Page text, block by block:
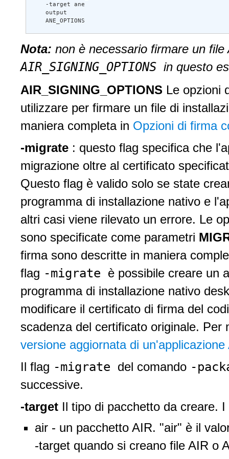
    -target ane
    output
    ANE_OPTIONS
Nota: non è necessario firmare un
AIR_SIGNING_OPTIONS in questo
AIR_SIGNING_OPTIONS Le opzioni
utilizzare per firmare un file di
maniera completa in Opzioni di firma
-migrate : questo flag specifica che
migrazione oltre al certificato
Questo flag è valido solo se state
programma di installazione nativo e
altri casi viene rilevato un errore. Le
sono specificate come parametri
firma sono descritte in maniera
flag -migrate è possibile creare un
programma di installazione nativo
modificare il certificato di firma del
scadenza del certificato originale.
versione aggiornata di
Il flag -migrate del comando -
successive.
-target Il tipo di pacchetto da creare.
air - un pacchetto AIR. "air" è il
-target quando si creano file AIR o